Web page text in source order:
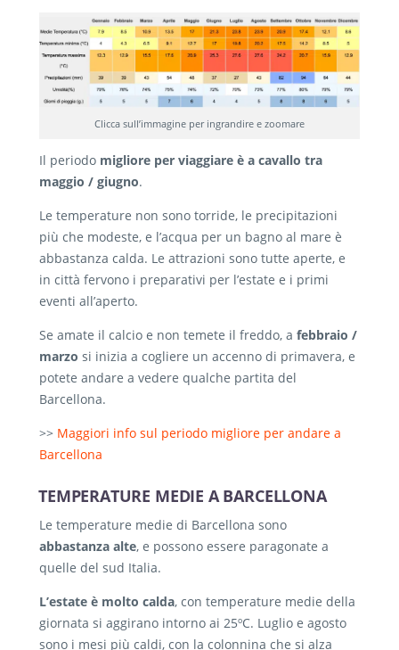
Clicca sull’immagine per ingrandire e zoomare
Il periodo migliore per viaggiare è a cavallo tra
maggio / giugno.
Le temperature non sono torride, le precipitazioni
più che modeste, e l’acqua per un bagno al mare è
abbastanza calda. Le attrazioni sono tutte aperte, e
in città fervono i preparativi per l’estate e i primi
eventi all’aperto.
Se amate il calcio e non temete il freddo, a febbraio /
marzo si inizia a cogliere un accenno di primavera, e
potete andare a vedere qualche partita del
Barcellona.
>> Maggiori info sul periodo migliore per andare a
Barcellona
TEMPERATURE MEDIE A BARCELLONA
Le temperature medie di Barcellona sono
abbastanza alte, e possono essere paragonate a
quelle del sud Italia.
L’estate è molto calda, con temperature medie della
giornata si aggirano intorno ai 25ºC. Luglio e agosto
sono i mesi più caldi, con la colonnina che si alza